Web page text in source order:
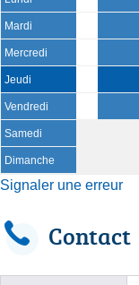
Mardi
Mercredi
Jeudi
Vendredi
Samedi
Dimanche
Signaler une erreur
Contact